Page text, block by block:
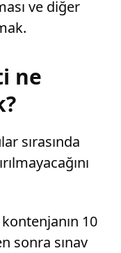
ve diğer
ne
sırasında
10
sonra sınav